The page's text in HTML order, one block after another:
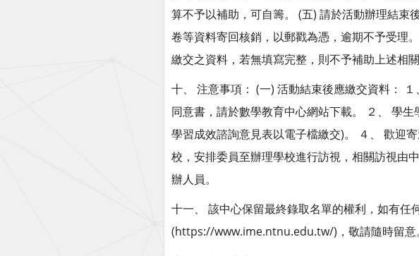
算不予以補助，可自籌。 (五) 請於活動辦理結束
卷等資料寄回核銷，以郵戳為憑，逾期不予受理
繳交之資料，若無填寫完整，則不予補助上述相關
十、 注意事項： (一) 活動結束後應繳交資料：
同意書，請於數學教育中心網站下載。 ２、 學
學習成效諮詢意見表以電子檔繳交)。 ４、 歡迎
校，安排委員至辦理學校進行訪視，相關訪視由
辦人員。
十一、 該中心保留最終錄取名單的權利，如有
(https://www.ime.ntnu.edu.tw/)，敬請隨時留意。